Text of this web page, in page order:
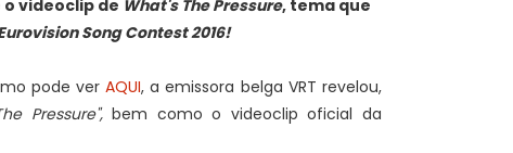
o videoclip de What's The Pressure, tema que
Song Contest 2016!
pode verAQUI, a emissora belga VRT revelou,
Pressure",bem como o videoclip oficial da